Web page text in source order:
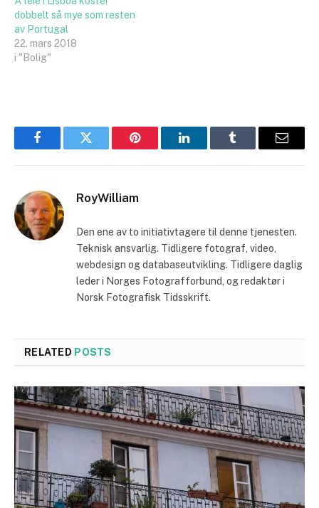
dobbelt så mye som resten
av Portugal
22. mars 2018
i "Bolig"
FacebookTwitter Pinterest LinkedInTumblr Email
RoyWilliam
Den ene av to initiativtagere til denne tjenesten.
Teknisk ansvarlig. Tidligere fotograf, video,
webdesign og databaseutvikling. Tidligere daglig
leder i Norges Fotografforbund, og redaktør i
Norsk Fotografisk Tidsskrift.
RELATED POSTS